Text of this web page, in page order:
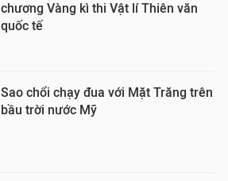
chương Vàng kì thi Vật lí Thiên văn
quốc tế
Sao chổi chạy đua với Mặt Trăng trên
bầu trời nước Mỹ